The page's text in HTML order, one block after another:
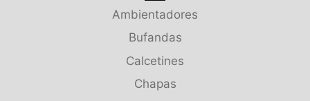
Ambientadores
Bufandas
Calcetines
Chapas